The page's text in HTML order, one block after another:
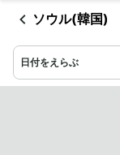
ソウル(韓国)
日付をえらぶ